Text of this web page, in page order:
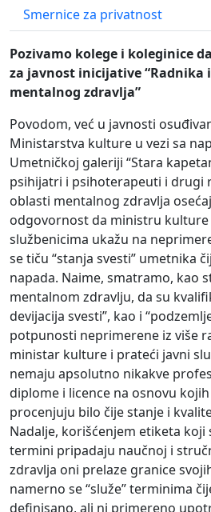
Smernice za privatnost
Pozivamo kolege i koleginice
za javnost inicijative “Radnika
mentalnog zdravlja”
Povodom, već u javnosti
Ministarstva kulture u vezi sa
Umetničkoj galeriji “Stara
psihijatri i psihoterapeuti i drugi
oblasti mentalnog zdravlja
odgovornost da ministru
službenicima ukažu na
se tiču “stanja svesti” umetnika
napada. Naime, smatramo, kao
mentalnom zdravlju, da su
devijacija svesti”, kao i
potpunosti neprimerene iz više
ministar kulture i prateći javni
nemaju apsolutno nikakve
diplome i licence na osnovu
procenjuju bilo čije stanje i
Nadalje, korišćenjem etiketa
termini pripadaju naučnoj i
zdravlja oni prelaze granice
namerno se “služe” terminima
definisano, ali ni primereno